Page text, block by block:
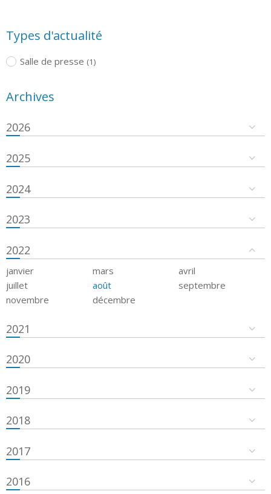
Types d'actualité
Salle de presse (1)
Archives
2026
2025
2024
2023
2022
janvier mars
avril
juillet
août
septembre
novembre
décembre
2021
2020
2019
2018
2017
2016